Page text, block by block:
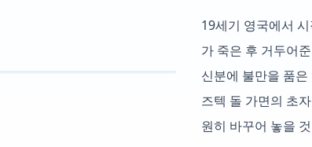
19세기 영국에서
가 죽은 후 거두어
신분에 불만을 품
즈텍 돌 가면의 초
원히 바꾸어 놓을